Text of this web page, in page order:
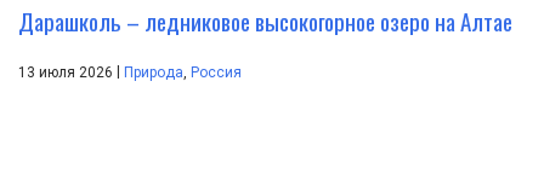
Дарашколь – ледниковое высокогорное озеро на Алтае
13 июля 2026 Природа, Россия